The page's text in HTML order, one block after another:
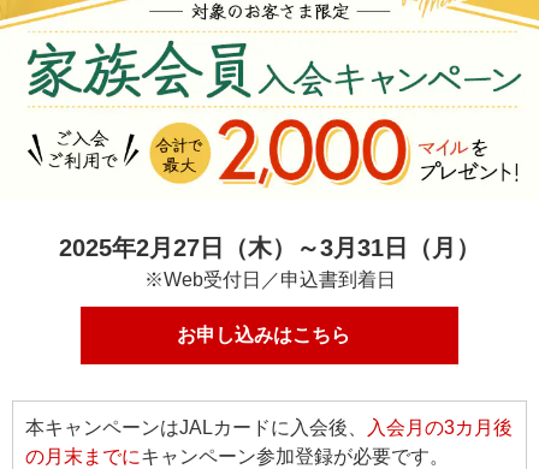
2025年2月27日（木）～3月31日（月）
※Web受付日／申込書到着日
お申し込みはこちら
本キャンペーンはJALカードに入会後、
入会月の3カ月後
の月末までにキャンペーン参加登録が必要です。